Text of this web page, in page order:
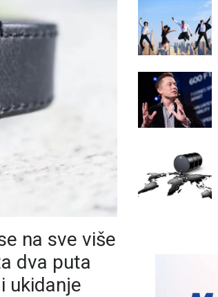
na sve više
dva puta
ukidanje